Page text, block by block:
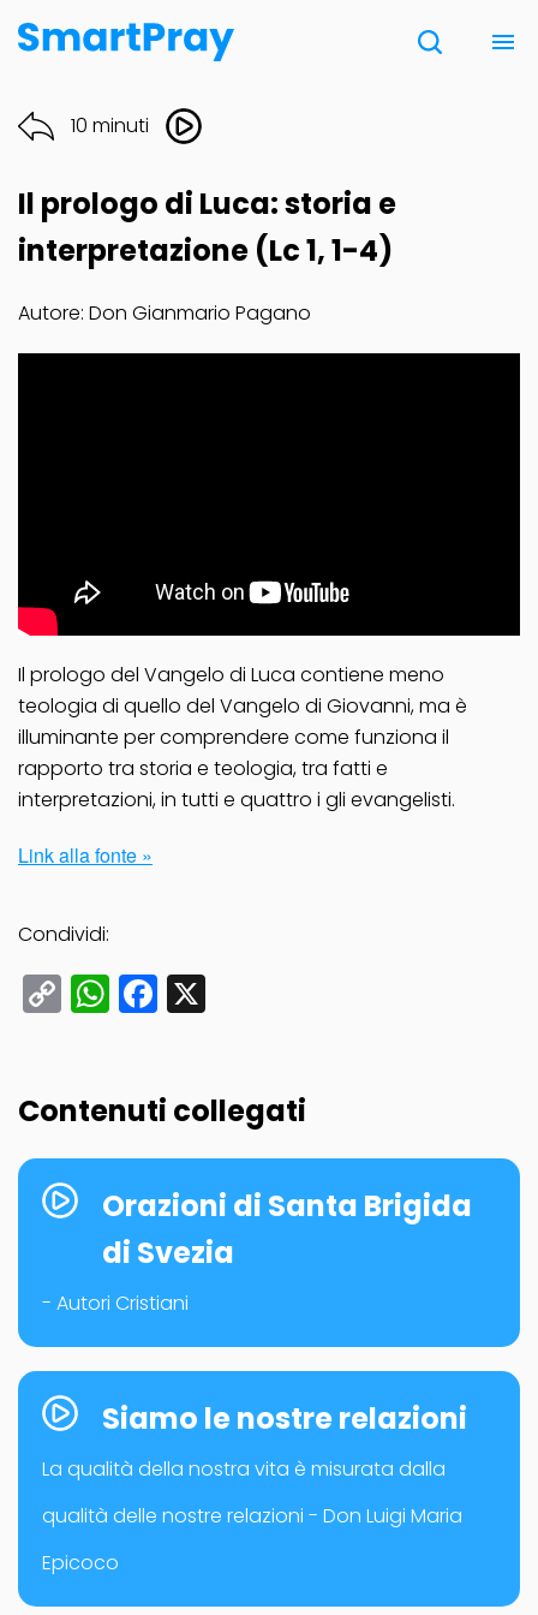
Chi siamo
Contatti
Donazione
Note Legali
10 minuti
Il prologo di Luca: storia e
interpretazione (Lc 1, 1-4)
Autore: Don Gianmario Pagano
Il prologo del Vangelo di Luca contiene meno
teologia di quello del Vangelo di Giovanni, ma è
illuminante per comprendere come funziona il
rapporto tra storia e teologia, tra fatti e
interpretazioni, in tutti e quattro i gli evangelisti.
Link alla fonte »
Condividi:
CopyWhatsApp
Facebook
Contenuti collegati
Orazioni di Santa Brigida
di Svezia
- Autori Cristiani
Siamo le nostre relazioni
La qualità della nostra vita è misurata dalla
qualità delle nostre relazioni - Don Luigi Maria
Epicoco